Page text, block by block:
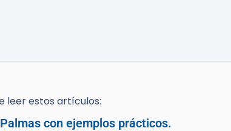
leer estos artículos:
con ejemplos prácticos.